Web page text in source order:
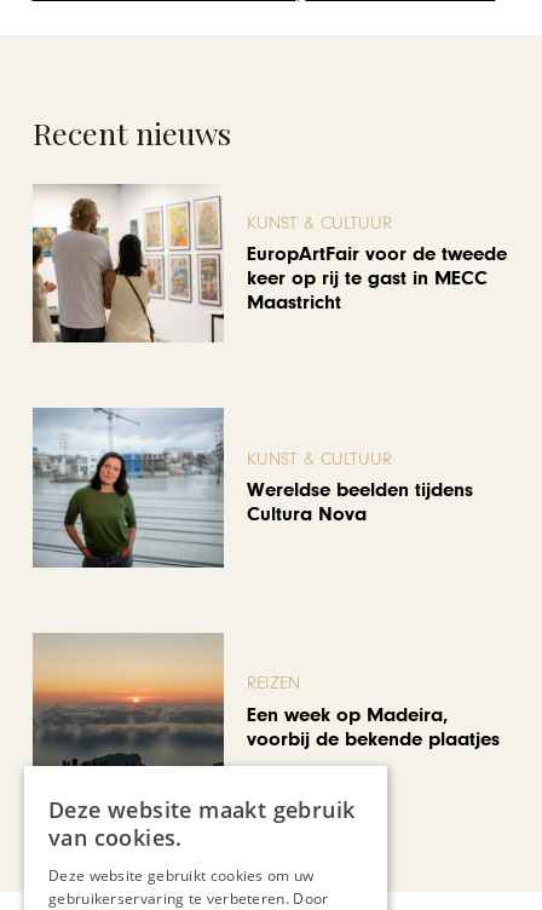
Recent nieuws
KUNST & CULTUUR
EuropArtFair voor de tweede
keer op rij te gast in MECC
Maastricht
KUNST & CULTUUR
Wereldse beelden tijdens
Cultura Nova
REIZEN
Een week op Madeira,
voorbij de bekende plaatjes
Bekijk alle artikelen
Deze website maakt gebruik
van cookies.
Deze website gebruikt cookies om uw
gebruikerservaring te verbeteren. Door